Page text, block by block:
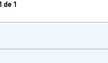
de 1